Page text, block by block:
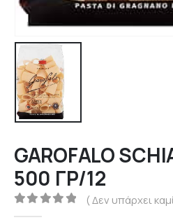
GAROFALO
500 ΓΡ/12
0out of 5
( Δεν υπάρχει